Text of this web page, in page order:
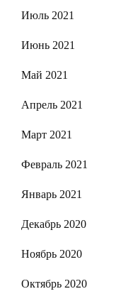
Июль 2021
Июнь 2021
Май 2021
Апрель 2021
Март 2021
Февраль 2021
Январь 2021
Декабрь 2020
Ноябрь 2020
Октябрь 2020